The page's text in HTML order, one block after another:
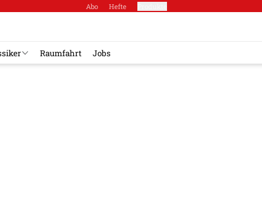
Abo Hefte
Raumfahrt Jobs